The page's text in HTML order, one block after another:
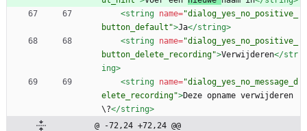
<string name="dialog_yes_no_positive_
button_default">Ja</string>
<string name="dialog_yes_no_positive_
button_delete_recording">Verwijderen</str
ing>
<string name="dialog_yes_no_message_d
elete_recording">Deze opname verwijderen
\?</string>
@ -72,24 +72,24 @@